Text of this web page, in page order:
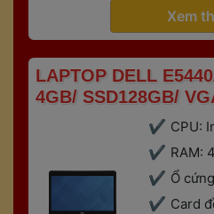
Xem
LAPTOP DELL
4GB/ SSD128GB/
CPU:
RAM:
Ổ
Card